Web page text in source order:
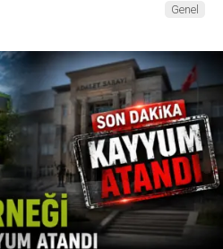
Genel